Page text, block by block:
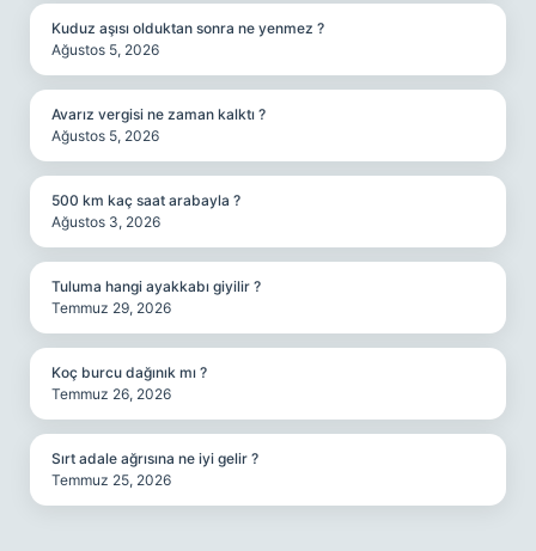
Kuduz aşısı olduktan sonra ne yenmez ?
Ağustos 5, 2026
Avarız vergisi ne zaman kalktı ?
Ağustos 5, 2026
500 km kaç saat arabayla ?
Ağustos 3, 2026
Tuluma hangi ayakkabı giyilir ?
Temmuz 29, 2026
Koç burcu dağınık mı ?
Temmuz 26, 2026
Sırt adale ağrısına ne iyi gelir ?
Temmuz 25, 2026